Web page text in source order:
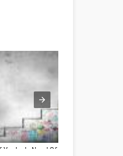
In Need Of Self-Help Vas